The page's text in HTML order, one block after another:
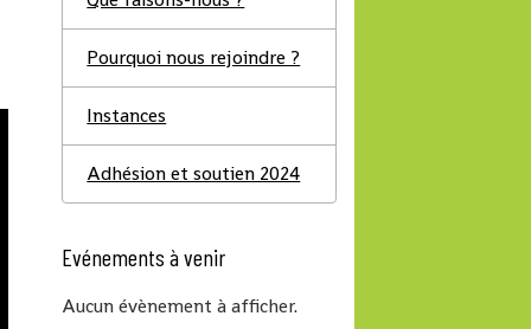
Pourquoi nous rejoindre ?
Instances
Adhésion et soutien 2024
Evénements à venir
Aucun évènement à afficher.